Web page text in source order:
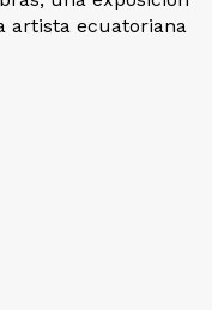
artista ecuatoriana